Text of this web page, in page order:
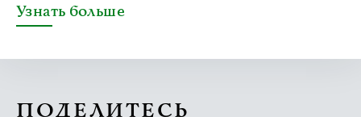
Узнать больше
ПОДЕЛИТЕСЬ